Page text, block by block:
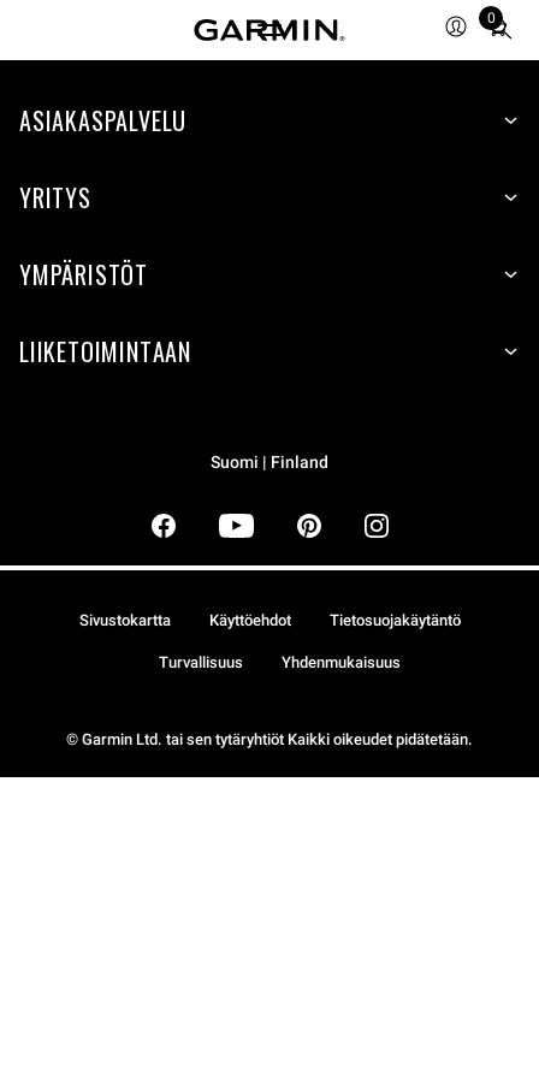
0
Total
items
cart:
ASIAKASPALVELU
YRITYS
YMPÄRISTÖT
LIIKETOIMINTAAN
Suomi | Finland
© Garmin Ltd. tai sen tytäryhtiöt Kaikki oikeudet pidätetään.
Sivustokartta Käyttöehdot Tietosuojakäytäntö
Turvallisuus Yhdenmukaisuus